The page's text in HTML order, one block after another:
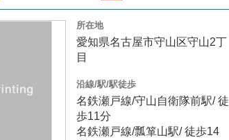
所在地
愛知県名古屋市守山区守山2丁
目
沿線/駅/駅徒歩
名鉄瀬戸線/守山自衛隊前駅/ 徒
歩11分
名鉄瀬戸線/瓢箪山駅/ 徒歩14